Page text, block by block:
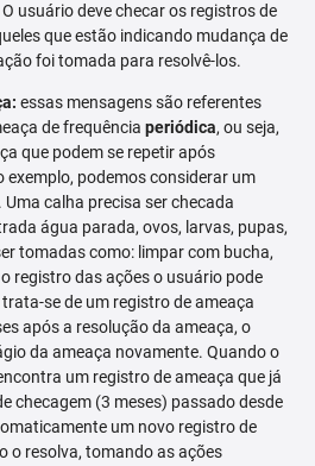
usuário deve checar os registros de
que estão indicando mudança de
foi tomada para resolvê-los.
essas mensagens são referentes
de frequência periódica, ou seja,
que podem se repetir após
podemos considerar um
calha precisa ser checada
água parada, ovos, larvas, pupas,
tomadas como: limpar com bucha,
registro das ações o usuário pode
se de um registro de ameaça
após a resolução da ameaça, o
da ameaça novamente. Quando o
um registro de ameaça que já
checagem (3 meses) passado desde
um novo registro de
o resolva, tomando as ações